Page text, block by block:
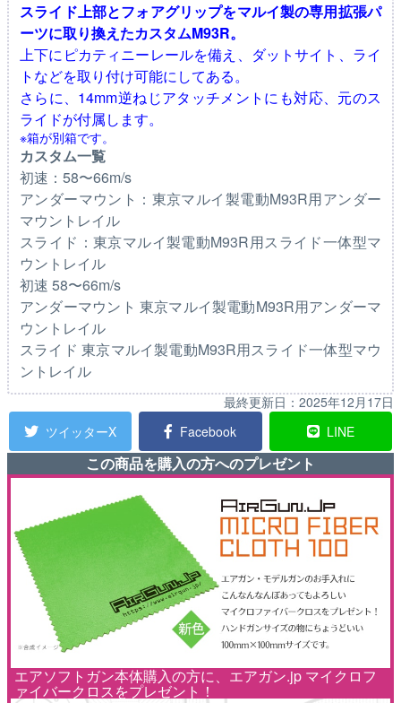
スライド上部とフォアグリップをマルイ製の専用拡張パ
ーツに取り換えたカスタムM93R。
上下にピカティニーレールを備え、ダットサイト、ライ
トなどを取り付け可能にしてある。
さらに、14mm逆ねじアタッチメントにも対応、元のス
ライドが付属します。
※箱が別箱です。
カスタム一覧
初速：58〜66m/s
アンダーマウント：東京マルイ製電動M93R用アンダー
マウントレイル
スライド：東京マルイ製電動M93R用スライド一体型マ
ウントレイル
初速 58〜66m/s
アンダーマウント 東京マルイ製電動M93R用アンダーマ
ウントレイル
スライド 東京マルイ製電動M93R用スライド一体型マウ
ントレイル
最終更新日： 2025年12月17日
ツイッターX
Facebook LINE
この商品を購入の方へのプレゼント
エアソフトガン本体購入の方に、エアガン.jp マイクロフ
ァイバークロスをプレゼント！